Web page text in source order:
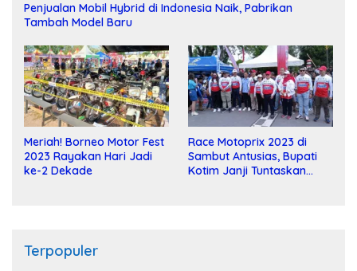
Penjualan Mobil Hybrid di Indonesia Naik, Pabrikan
Tambah Model Baru
Meriah! Borneo Motor Fest
2023 Rayakan Hari Jadi
ke-2 Dekade
Race Motoprix 2023 di
Sambut Antusias, Bupati
Kotim Janji Tuntaskan
Terpopuler